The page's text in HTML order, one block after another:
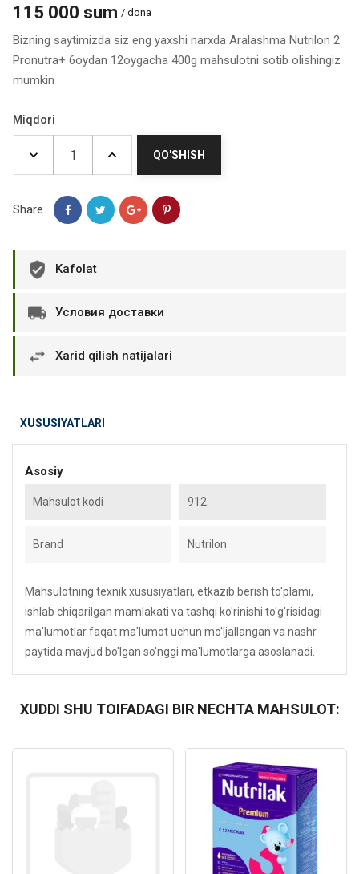
115 000 sum / dona
Bizning saytimizda siz eng yaxshi narxda Aralashma Nutrilon 2
Pronutra+ 6oydan 12oygacha 400g mahsulotni sotib olishingiz
mumkin
Miqdori
QO'SHISH
Share
Kafolat
Условия доставки
Xarid qilish natijalari
XUSUSIYATLARI
Asosiy
Mahsulot kodi 912
Brand Nutrilon
Mahsulotning texnik xususiyatlari, etkazib berish to'plami,
ishlab chiqarilgan mamlakati va tashqi ko'rinishi to'g'risidagi
ma'lumotlar faqat ma'lumot uchun mo'ljallangan va nashr
paytida mavjud bo'lgan so'nggi ma'lumotlarga asoslanadi.
XUDDI SHU TOIFADAGI BIR NECHTA MAHSULOT:
Kod: 624